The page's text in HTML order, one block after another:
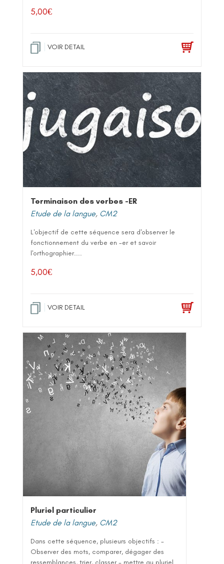
5,00€
VOIR DETAIL
Terminaison des verbes -ER
Etude de la langue, CM2
L'objectif de cette séquence sera d'observer le
fonctionnement du verbe en -er et savoir
l'orthographier....
5,00€
VOIR DETAIL
Pluriel particulier
Etude de la langue, CM2
Dans cette séquence, plusieurs objectifs : -
Observer des mots, comparer, dégager des
ressemblances, trier, classer - mettre au pluriel